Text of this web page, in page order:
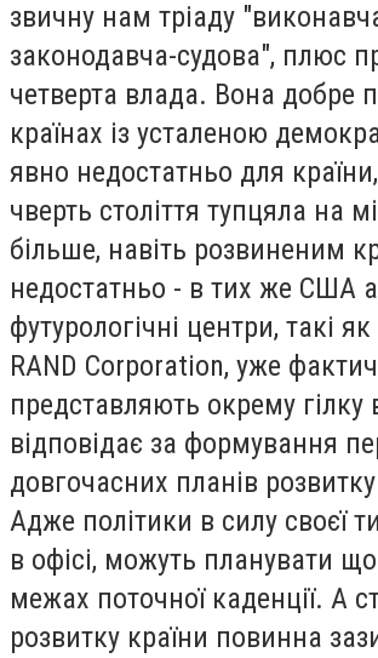
звичну нам тріаду
законодавча-судова", плюс
четверта влада. Вона добре
країнах із усталеною
явно недостатньо для
чверть століття тупцяла на
більше, навіть розвиненим
недостатньо - в тих же США
футурологічні центри, такі
RAND Corporation, уже
представляють окрему гілку
відповідає за формування
довгочасних планів
Адже політики в силу своєї
в офісі, можуть планувати
межах поточної каденції. А
розвитку країни повинна